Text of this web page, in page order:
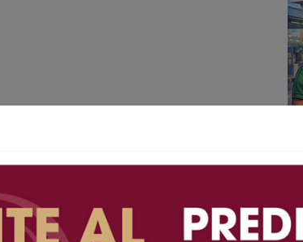
El fenómeno musical argentino
El creador de las exitosas Bizarrap
Story 5, la esperada nueva entrega de